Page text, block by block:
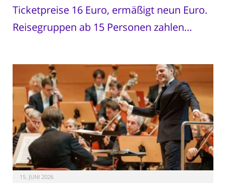
Ticketpreise 16 Euro, ermäßigt neun Euro.
Reisegruppen ab 15 Personen zahlen…
15. JUNI 2026